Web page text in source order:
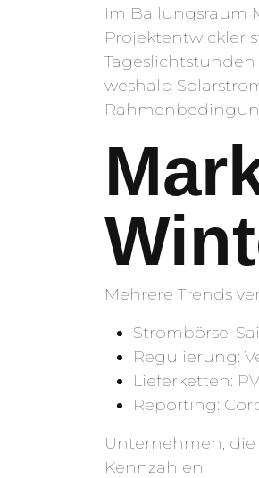
Im Ballungsraum
Projektentwickler
weshalb
Mehrere Trends
Strombörse:
Regulierung:
Lieferketten:
Reporting:
Unternehmen,
Kennzahlen.